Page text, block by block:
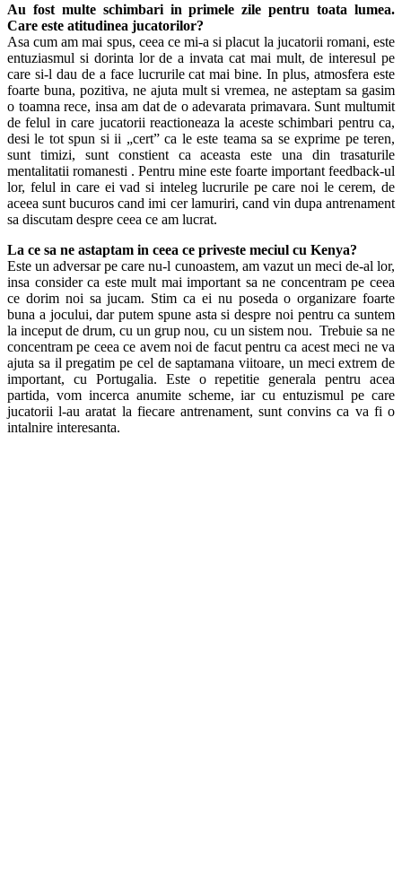
Au fost multe schimbari in primele zile pentru toata lumea.
Care este atitudinea jucatorilor?
Asa cum am mai spus, ceea ce mi-a si placut la jucatorii romani, este
entuziasmul si dorinta lor de a invata cat mai mult, de interesul pe
care si-l dau de a face lucrurile cat mai bine. In plus, atmosfera este
foarte buna, pozitiva, ne ajuta mult si vremea, ne asteptam sa gasim
o toamna rece, insa am dat de o adevarata primavara. Sunt multumit
de felul in care jucatorii reactioneaza la aceste schimbari pentru ca,
desi le tot spun si ii „cert” ca le este teama sa se exprime pe teren,
sunt timizi, sunt constient ca aceasta este una din trasaturile
mentalitatii romanesti . Pentru mine este foarte important feedback-ul
lor, felul in care ei vad si inteleg lucrurile pe care noi le cerem, de
aceea sunt bucuros cand imi cer lamuriri, cand vin dupa antrenament
sa discutam despre ceea ce am lucrat.
La ce sa ne astaptam in ceea ce priveste meciul cu Kenya?
Este un adversar pe care nu-l cunoastem, am vazut un meci de-al lor,
insa consider ca este mult mai important sa ne concentram pe ceea
ce dorim noi sa jucam. Stim ca ei nu poseda o organizare foarte
buna a jocului, dar putem spune asta si despre noi pentru ca suntem
la inceput de drum, cu un grup nou, cu un sistem nou. Trebuie sa ne
concentram pe ceea ce avem noi de facut pentru ca acest meci ne va
ajuta sa il pregatim pe cel de saptamana viitoare, un meci extrem de
important, cu Portugalia. Este o repetitie generala pentru acea
partida, vom incerca anumite scheme, iar cu entuzismul pe care
jucatorii l-au aratat la fiecare antrenament, sunt convins ca va fi o
intalnire interesanta.